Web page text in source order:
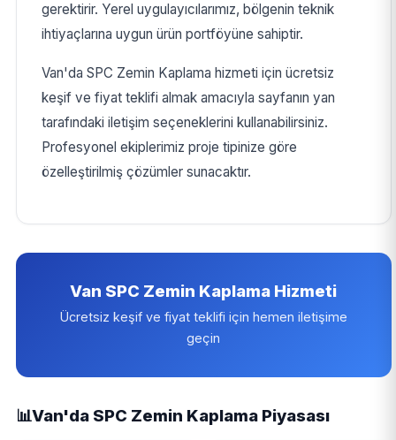
gerektirir. Yerel uygulayıcılarımız, bölgenin teknik
ihtiyaçlarına uygun ürün portföyüne sahiptir.
Van'da SPC Zemin Kaplama hizmeti için ücretsiz
keşif ve fiyat teklifi almak amacıyla sayfanın yan
tarafındaki iletişim seçeneklerini kullanabilirsiniz.
Profesyonel ekiplerimiz proje tipinize göre
özelleştirilmiş çözümler sunacaktır.
Van SPC Zemin Kaplama Hizmeti
Ücretsiz keşif ve fiyat teklifi için hemen iletişime
geçin
📊Van'da SPC Zemin Kaplama Piyasası